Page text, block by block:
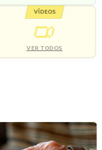
VÍDEOS
VER TODOS